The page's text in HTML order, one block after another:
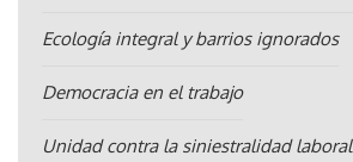
Ecología integral y barrios ignorados
Democracia en el trabajo
Unidad contra la siniestralidad laboral